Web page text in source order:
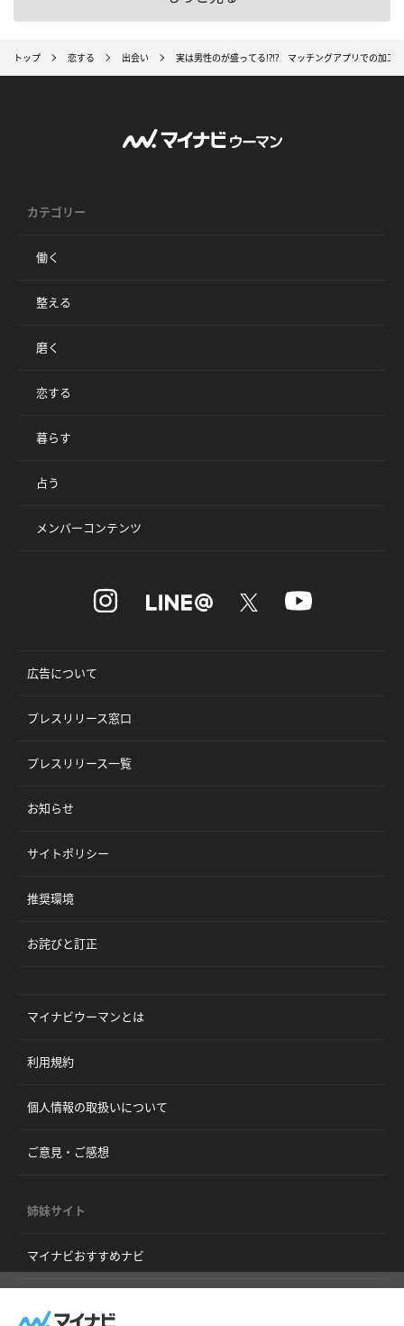
トップ 恋する 出会い 実は男性のが盛ってる!?!? マッチングアプリでの加工
カテゴリー
働く
整える
磨く
恋する
暮らす
占う
メンバーコンテンツ
広告について
プレスリリース窓口
プレスリリース一覧
お知らせ
サイトポリシー
推奨環境
お詫びと訂正
マイナビウーマンとは
利用規約
個人情報の取扱いについて
ご意見・ご感想
姉妹サイト
マイナビおすすめナビ